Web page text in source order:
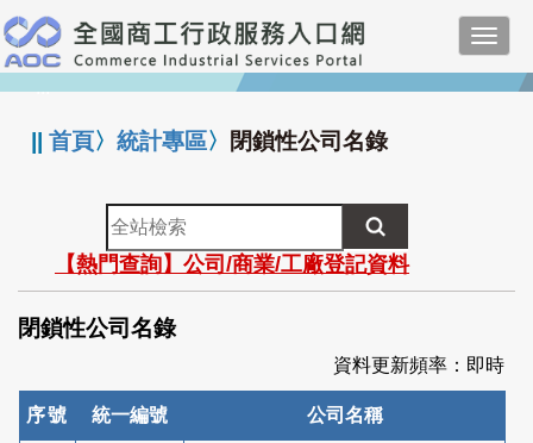
跳
到
主
要
:::
||首頁〉統計專區〉 閉鎖性公司名錄
全
站
檢
索
【熱門查詢】公司/商業/工廠登記資料
閉鎖性公司名錄
資料更新頻率：即時
序號 統一編號 公司名稱